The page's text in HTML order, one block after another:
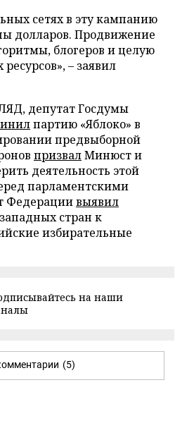
сетях в эту кампанию
долларов. Продвижение
блогеров и целую
– заявил
депутат Госдумы
партию «Яблоко» в
предвыборной
призвалМинюст и
деятельность этой
парламентскими
Федерациивыявил
стран к
избирательные
на наши
(5)